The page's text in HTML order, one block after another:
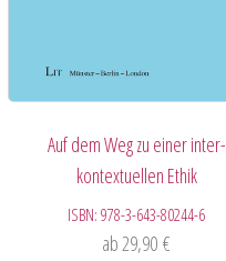
Auf dem Weg zu einer inter-
kontextuellen Ethik
ISBN:978-3-643-80244-6
ab29,90€